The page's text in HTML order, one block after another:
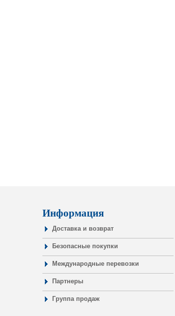
Информация
Доставка и возврат
Безопасные покупки
Международные перевозки
Партнеры
Группа продаж